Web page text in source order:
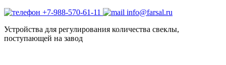
+7-988-570-61-11
info@farsal.ru
Устройства для регулирования количества свеклы,
поступающей на завод